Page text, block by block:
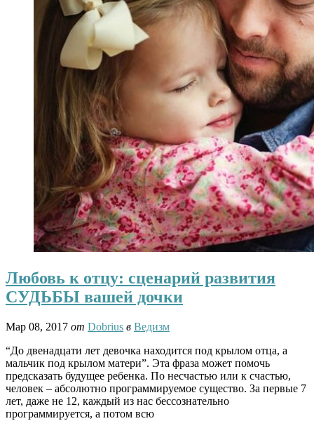
Любовь к отцу: сценарий развития
СУДЬБЫ вашей дочки
Мар 08, 2017 от Dobrius в Ведизм
“До двенадцати лет девочка находится под крылом отца, а
мальчик под крылом матери”. Эта фраза может помочь
предсказать будущее ребенка. По несчастью или к счастью,
человек – абсолютно программируемое существо. За первые 7
лет, даже не 12, каждый из нас бессознательно
программируется, а потом всю